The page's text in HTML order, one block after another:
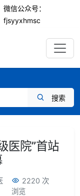
微信公众号：
fjsyyxhmsc
搜索
医院”首站
2220 次
浏览